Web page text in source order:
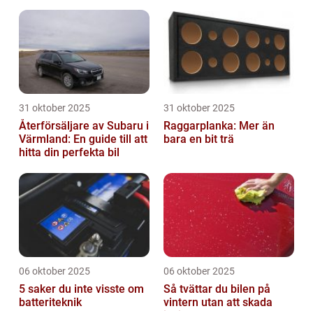
31 oktober 2025
Återförsäljare av Subaru i
Värmland: En guide till att
hitta din perfekta bil
31 oktober 2025
Raggarplanka: Mer än
bara en bit trä
06 oktober 2025
5 saker du inte visste om
batteriteknik
06 oktober 2025
Så tvättar du bilen på
vintern utan att skada